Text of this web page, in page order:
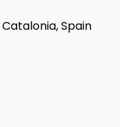
Catalonia, Spain